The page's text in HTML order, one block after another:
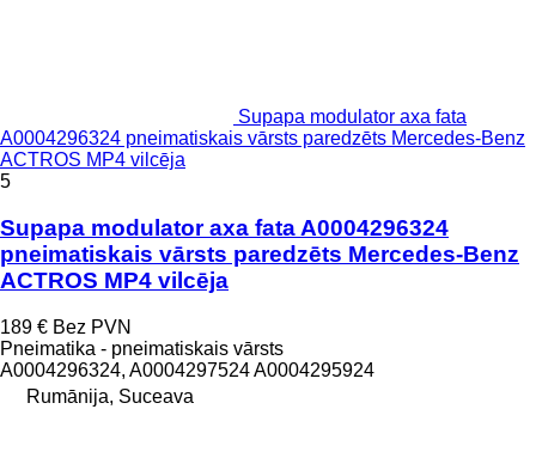
Supapa modulator axa fata
A0004296324 pneimatiskais vārsts paredzēts Mercedes-Benz
ACTROS MP4 vilcēja
5
Supapa modulator axa fata A0004296324
pneimatiskais vārsts paredzēts Mercedes-Benz
ACTROS MP4 vilcēja
189 € Bez PVN
Pneimatika - pneimatiskais vārsts
A0004296324, A0004297524 A0004295924
Rumānija, Suceava